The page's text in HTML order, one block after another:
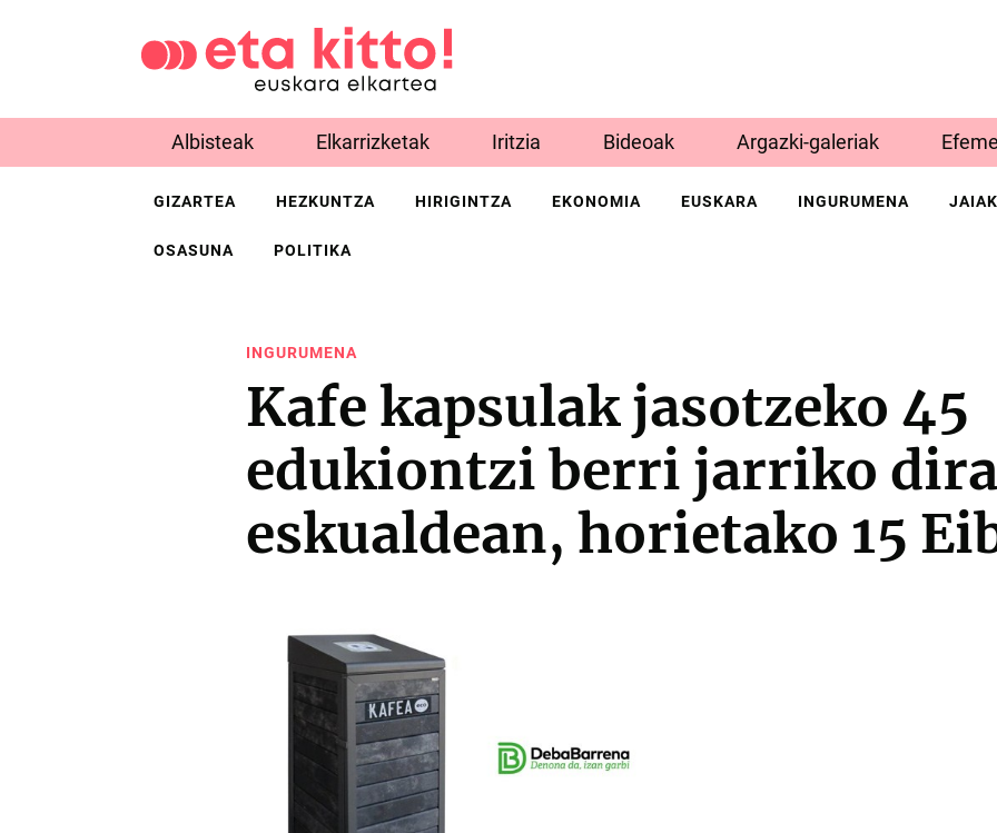
Albisteak Elkarrizketak Iritzia Bideoak Argazki-galeriak
GIZARTEA HEZKUNTZA HIRIGINTZA EKONOMIA EUSKARA INGURUMENA JAIAK
OSASUNA POLITIKA
INGURUMENA
Kafe kapsulak jasotzeko 45
edukiontzi berri jarriko dira
eskualdean, horietako 15